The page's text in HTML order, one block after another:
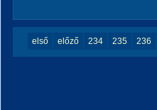
első előző 234 235 236